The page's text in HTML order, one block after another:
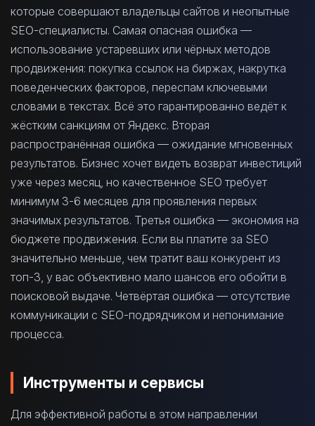
которые совершают владельцы сайтов и неопытные
SEO-специалисты. Самая опасная ошибка —
использование устаревших или чёрных методов
продвижения: покупка ссылок на биржах, накрутка
поведенческих факторов, переспам ключевыми
словами в текстах. Всё это гарантированно ведёт к
жёстким санкциям от Яндекс. Вторая
распространённая ошибка — ожидание мгновенных
результатов. Бизнес хочет видеть возврат инвестиций
уже через месяц, но качественное SEO требует
минимум 3-6 месяцев для проявления первых
значимых результатов. Третья ошибка — экономия на
бюджете продвижения. Если вы платите за SEO
значительно меньше, чем тратит ваш конкурент из
топ-3, у вас объективно мало шансов его обойти в
поисковой выдаче. Четвёртая ошибка — отсутствие
коммуникации с SEO-подрядчиком и непонимание
процесса.
Инструменты и сервисы
Для эффективной работы в этом направлении